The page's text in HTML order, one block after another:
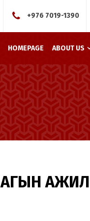
+976 7019-1390
HOMEPAGE ABOUT US